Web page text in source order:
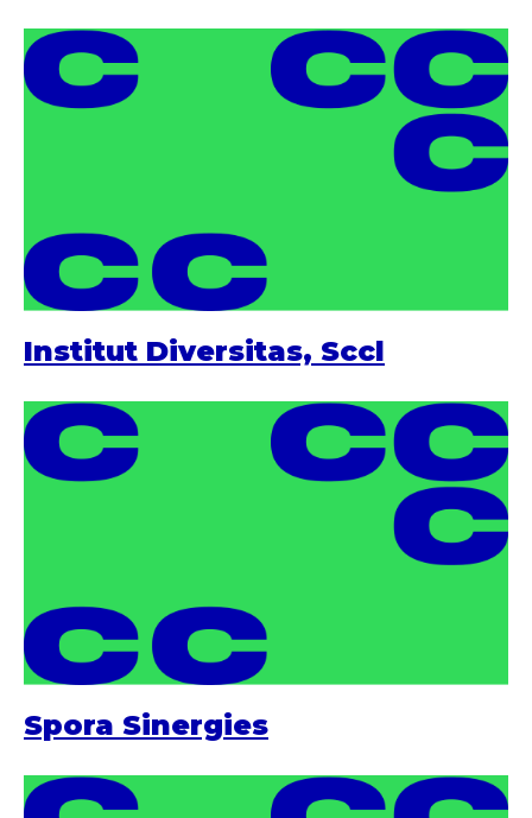
Institut Diversitas, Sccl
Spora Sinergies